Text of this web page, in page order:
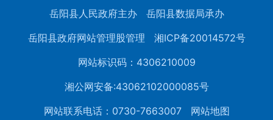
岳阳县人民政府主办
岳阳县数据局承办
岳阳县政府网站管理股管理
湘ICP备20014572号
网站标识码：4306210009
湘公网安备:43062102000085号
网站联系电话：0730-7663007
网站地图